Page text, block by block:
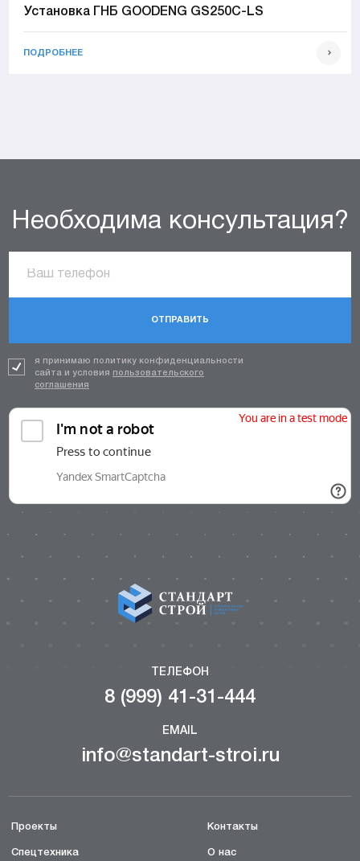
Установка ГНБ GOODENG GS250C-LS
ПОДРОБНЕЕ
Необходима консультация?
ОТПРАВИТЬ
я принимаю политику конфиденциальности
сайта и условия пользовательского
соглашения
ТЕЛЕФОН
8 (999) 41-31-444
EMAIL
info@standart-stroi.ru
Проекты
Спецтехника
Контакты
О нас